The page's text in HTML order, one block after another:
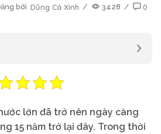
bởi Dũng Cá Xinh / 3428 / 0
lớn đã trở nên ngày càng
15 năm trở lại đây. Trong thời